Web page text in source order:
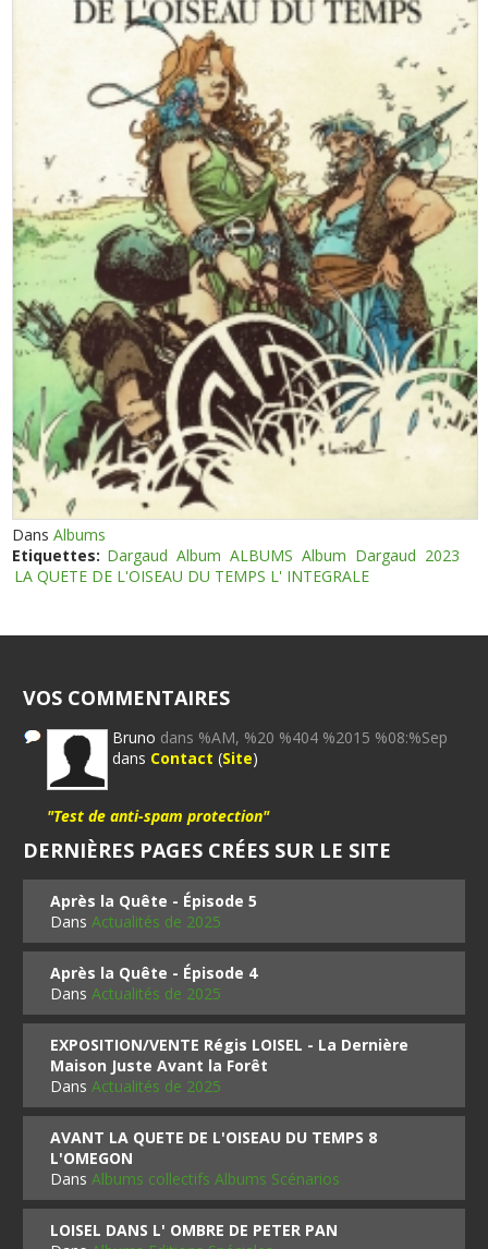
DansAlbums
Etiquettes: Dargaud Album ALBUMS Album Dargaud 2023
LA QUETE DE L'OISEAU DU TEMPS L' INTEGRALE
VOS COMMENTAIRES
Bruno dans %AM, %20 %404 %2015 %08:%Sep
dans Contact (Site)
"Test de anti-spam protection"
DERNIÈRES PAGES CRÉES SUR LE SITE
Après la Quête - Épisode 5
DansActualités de 2025
Après la Quête - Épisode 4
DansActualités de 2025
EXPOSITION/VENTE Régis LOISEL - La Dernière
Maison Juste Avant la Forêt
DansActualités de 2025
AVANT LA QUETE DE L'OISEAU DU TEMPS 8
L'OMEGON
DansAlbums collectifs Albums Scénarios
LOISEL DANS L' OMBRE DE PETER PAN